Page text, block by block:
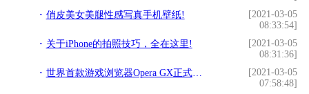
俏皮美女美腿性感写真手机壁纸!
[2021-03-05
08:33:54]
关于iPhone的拍照技巧，全在这里!
[2021-03-05
08:31:36]
世界首款游戏浏览器Opera GX正式发布：内建Twitch!
[2021-03-05
07:58:48]